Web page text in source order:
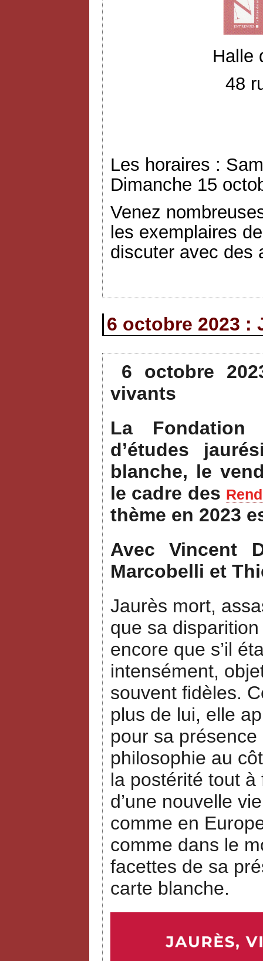
Halle
48
Les horaires :
Dimanche 15
Venez
les exemplaires
discuter avec des
6 octobre 2023 :
6 octobre
vivants
La Fondation
d’études
blanche, le
le cadre des
thème en 2023
Avec Vincent
Marcobelli et
Jaurès mort,
que sa
encore que s’il
intensément,
souvent fidèles.
plus de lui, elle
pour sa présence
philosophie au
la postérité tout
d’une nouvelle
comme en
comme dans le
facettes de sa
carte blanche.